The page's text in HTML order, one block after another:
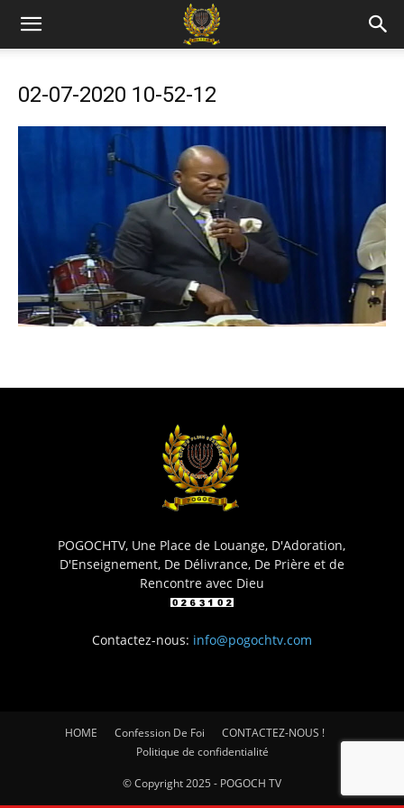
02-07-2020 10-52-12
POGOCHTV, Une Place de Louange, D'Adoration,
D'Enseignement, De Délivrance, De Prière et de
Rencontre avec Dieu
Contactez-nous: info@pogochtv.com
HOME Confession De Foi
CONTACTEZ-NOUS !
Politique de confidentialité
© Copyright 2025 - POGOCH TV